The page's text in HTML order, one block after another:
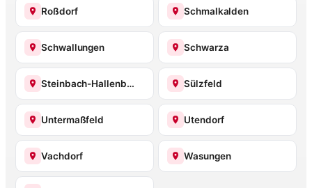
Roßdorf Schmalkalden
Schwallungen Schwarza
Steinbach-Hallenberg Sülzfeld
Untermaßfeld Utendorf
Vachdorf Wasungen